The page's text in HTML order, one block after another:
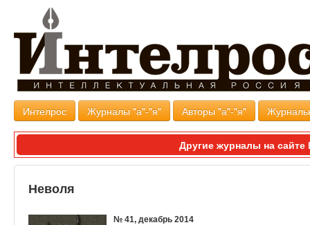
Интелрос Журналы "а"-"я" Авторы "а"-"я"
Другие журналы на
Неволя
№ 41, декабрь 2014